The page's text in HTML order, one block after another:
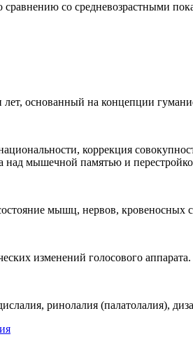
со средневозрастными
основанный на концепции
коррекция
мышечной памятью и
мышц, нервов, кровеносных
изменений голосового аппарата.
ринолалия (палатолалия),